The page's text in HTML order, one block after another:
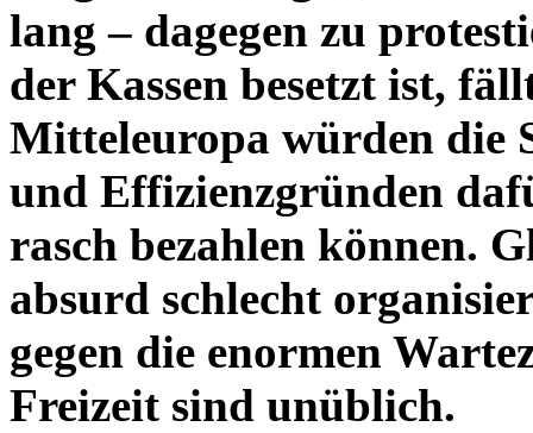
lang – dagegen zu
der Kassen besetzt ist,
Mitteleuropa würden die
und Effizienzgründen
rasch bezahlen können.
absurd schlecht
gegen die enormen
Freizeit sind unüblich.